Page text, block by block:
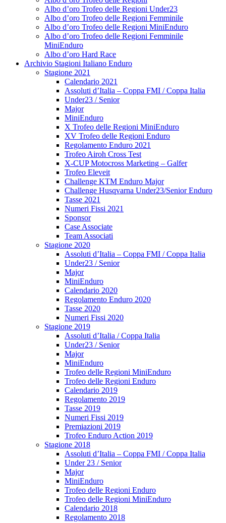
Albo d’oro Trofeo delle Regioni Under23
Albo d’oro Trofeo delle Regioni Femminile
Albo d’oro Trofeo delle Regioni MiniEnduro
Albo d’oro Trofeo delle Regioni Femminile
MiniEnduro
Albo d’oro Hard Race
Archivio Stagioni Italiano Enduro
Stagione 2021
Calendario 2021
Assoluti d’Italia – Coppa FMI / Coppa Italia
Under23 / Senior
Major
MiniEnduro
X Trofeo delle Regioni MiniEnduro
XV Trofeo delle Regioni Enduro
Regolamento Enduro 2021
Trofeo Airoh Cross Test
X-CUP Motocross Marketing – Galfer
Trofeo Eleveit
Challenge KTM Enduro Major
Challenge Husqvarna Under23/Senior Enduro
Tasse 2021
Numeri Fissi 2021
Sponsor
Case Associate
Team Associati
Stagione 2020
Assoluti d’Italia – Coppa FMI / Coppa Italia
Under23 / Senior
Major
MiniEnduro
Calendario 2020
Regolamento Enduro 2020
Tasse 2020
Numeri Fissi 2020
Stagione 2019
Assoluti d’Italia / Coppa Italia
Under23 / Senior
Major
MiniEnduro
Trofeo delle Regioni MiniEnduro
Trofeo delle Regioni Enduro
Calendario 2019
Regolamento 2019
Tasse 2019
Numeri Fissi 2019
Premiazioni 2019
Trofeo Enduro Action 2019
Stagione 2018
Assoluti d’Italia – Coppa FMI / Coppa Italia
Under 23 / Senior
Major
MiniEnduro
Trofeo delle Regioni Enduro
Trofeo delle Regioni MiniEnduro
Calendario 2018
Regolamento 2018